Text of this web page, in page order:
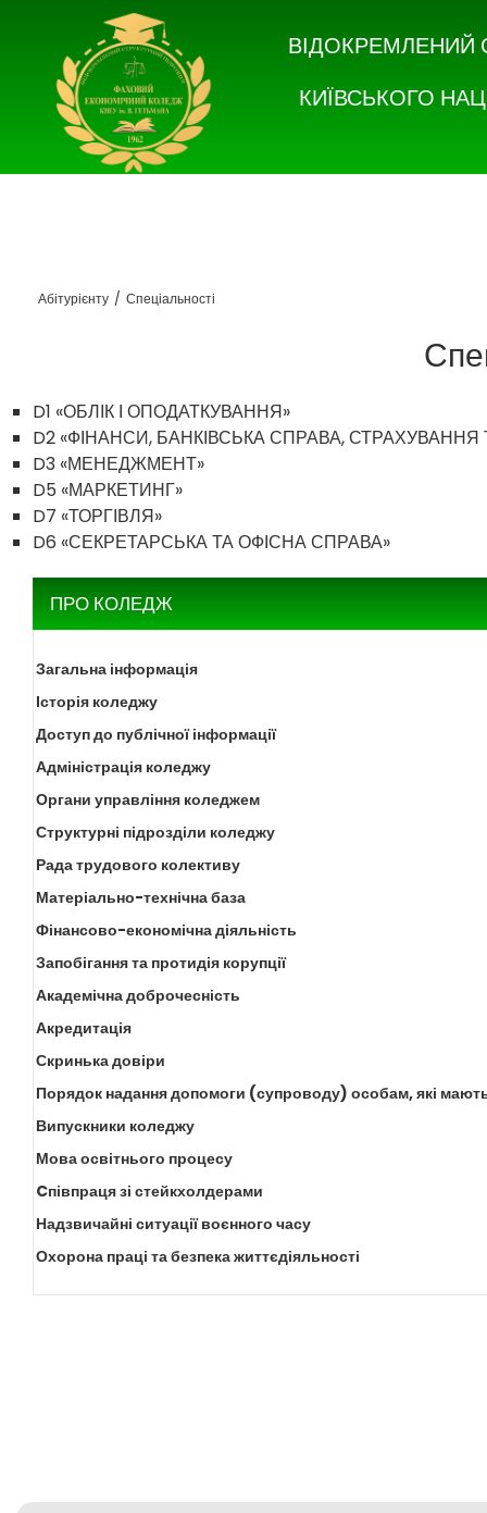
ВІДОКРЕМЛЕНИЙ
КИЇВСЬКОГО
Абітурієнту / Спеціальності
D1 «ОБЛІК І ОПОДАТКУВАННЯ»
D2 «ФІНАНСИ, БАНКІВСЬКА СПРАВА,
D3 «МЕНЕДЖМЕНТ»
D5 «МАРКЕТИНГ»
D7 «ТОРГІВЛЯ»
D6 «СЕКРЕТАРСЬКА ТА ОФІСНА СПРАВА»
ПРО КОЛЕДЖ
Загальна інформація
Історія коледжу
Доступ до публічної інформації
Адміністрація коледжу
Органи управління коледжем
Структурні підрозділи коледжу
Рада трудового колективу
Матеріально-технічна база
Фінансово-економічна діяльність
Запобігання та протидія корупції
Академічна доброчесність
Акредитація
Скринька довіри
Порядок надання допомоги (супроводу) особам, які
Випускники коледжу
Мова освітнього процесу
Cпівпраця зі стейкхолдерами
Надзвичайні ситуації воєнного часу
Охорона праці та безпека життєдіяльності